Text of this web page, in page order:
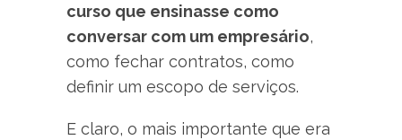
curso que ensinasse como
conversar com um empresário,
como fechar contratos, como
definir um escopo de serviços.
E claro, o mais importante que era